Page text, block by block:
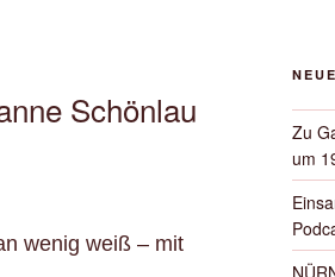
Schönlau
wenig weiß – mit
Zu
um